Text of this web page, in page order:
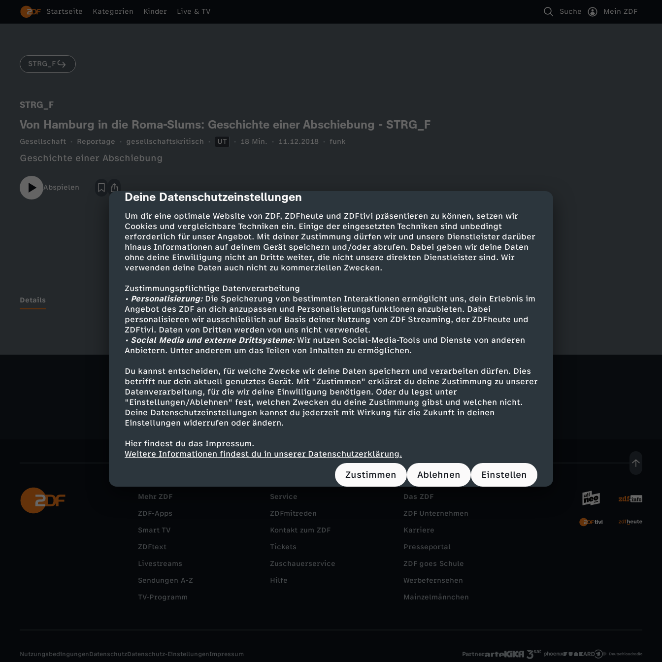
cmp-dialog-description
Deine Datenschutzeinstellungen
Um dir eine optimale Website von ZDF, ZDFheute und ZDFtivi präsentieren zu können, setzen wir
Cookies und vergleichbare Techniken ein. Einige der eingesetzten Techniken sind unbedingt
erforderlich für unser Angebot. Mit deiner Zustimmung dürfen wir und unsere Dienstleister darüber
hinaus Informationen auf deinem Gerät speichern und/oder abrufen. Dabei geben wir deine Daten
ohne deine Einwilligung nicht an Dritte weiter, die nicht unsere direkten Dienstleister sind. Wir
verwenden deine Daten auch nicht zu kommerziellen Zwecken.
Zustimmungspflichtige Datenverarbeitung
• Personalisierung:Die Speicherung von bestimmten Interaktionen ermöglicht uns, dein Erlebnis im
Angebot des ZDF an dich anzupassen und Personalisierungsfunktionen anzubieten. Dabei
personalisieren wir ausschließlich auf Basis deiner Nutzung von ZDF Streaming, der ZDFheute und
ZDFtivi. Daten von Dritten werden von uns nicht verwendet.
• Social Media und externe Drittsysteme:Wir nutzen Social-Media-Tools und Dienste von anderen
Anbietern. Unter anderem um das Teilen von Inhalten zu ermöglichen.
Du kannst entscheiden, für welche Zwecke wir deine Daten speichern und verarbeiten dürfen. Dies
betrifft nur dein aktuell genutztes Gerät. Mit "Zustimmen" erklärst du deine Zustimmung zu unserer
Datenverarbeitung, für die wir deine Einwilligung benötigen. Oder du legst unter
"Einstellungen/Ablehnen" fest, welchen Zwecken du deine Zustimmung gibst und welchen nicht.
Deine Datenschutzeinstellungen kannst du jederzeit mit Wirkung für die Zukunft in deinen
Einstellungen widerrufen oder ändern.
Hier findest du das Impressum.
Weitere Informationen findest du in unserer Datenschutzerklärung.
Zustimmen Ablehnen Einstellen
Startseite Kategorien Kinder Live & TV Suche Mein ZDF
STRG_F
STRG_F
Von Hamburg in die Roma-Slums: Geschichte einer Abschiebung - STRG_F
Gesellschaft Reportage gesellschaftskritisch UT 18 Min. 11.12.2018 funk
Geschichte einer Abschiebung
Abspielen
Details
Ähnliche Inhalte entdecken
Gesellschaft Reportage gesellschaftskritisch
Untertitel
STRG_F
Mehr ZDF
ZDF-Apps
Smart TV
ZDFtext
Livestreams
Sendungen A-Z
TV-Programm
Service
ZDFmitreden
Kontakt zum ZDF
Tickets
Zuschauerservice
Hilfe
Das ZDF
ZDF Unternehmen
Karriere
Presseportal
ZDF goes Schule
Werbefernsehen
Mainzelmännchen
Partner
NutzungsbedingungenDatenschutzDatenschutz-EinstellungenImpressum